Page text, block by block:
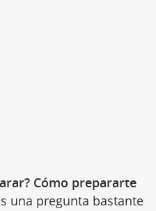
Cómo prepararte
una pregunta bastante